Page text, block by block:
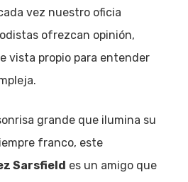
vez nuestro oficia
ofrezcan opinión,
vista propio para entender
grande que ilumina su
franco, este
Sarsfield es un amigo que